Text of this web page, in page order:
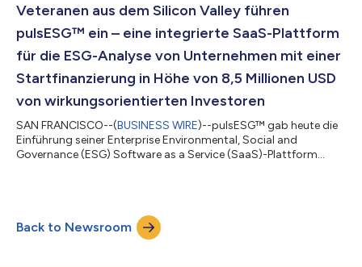
wurde. Die Technologie ermöglicht es Unternehmen, ESG-
Maßnahmen umfassender in ihre Betriebsabläufe zu in...
Veteranen aus dem Silicon Valley führen
pulsESG™ ein – eine integrierte SaaS-Plattform
für die ESG-Analyse von Unternehmen mit einer
Startfinanzierung in Höhe von 8,5 Millionen USD
von wirkungsorientierten Investoren
SAN FRANCISCO--(BUSINESS WIRE)--pulsESG™ gab heute die
Einführung seiner Enterprise Environmental, Social and
Governance (ESG) Software as a Service (SaaS)-Plattform
Unternehmenssoftware aus dem Silicon Valley unterstützt wird.
Die Plattform zeichnet sich auf dem Markt durch Funktionen wie
die modellgesteuerte Architektur und di...
Back to Newsroom